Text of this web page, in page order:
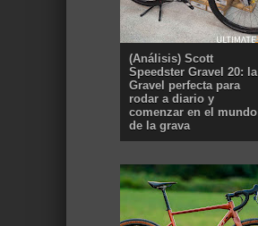
(Análisis) Scott
Speedster Gravel 20: la
Gravel perfecta para
rodar a diario y
comenzar en el mundo
de la grava